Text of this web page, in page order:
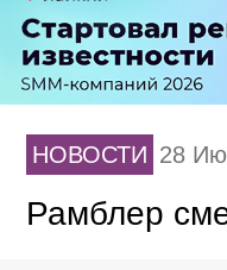
НОВОСТИ 28
Рамблер